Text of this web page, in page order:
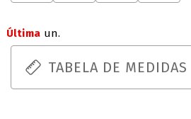
Última un.
TABELA DE MEDIDAS